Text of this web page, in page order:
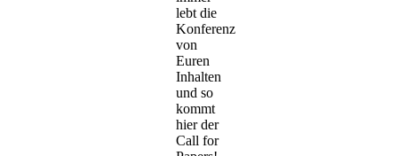
lebt die
Konferenz
von
Euren
Inhalten
und so
kommt
hier der
Call for